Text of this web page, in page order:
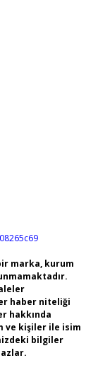
marka, kurum
haber niteliği
hakkında
ve kişiler ile isim
bilgiler